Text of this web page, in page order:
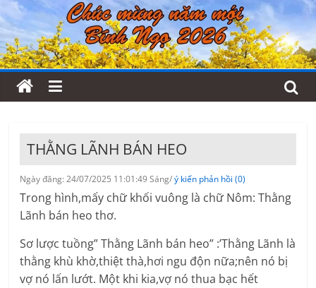
THẰNG LÃNH BÁN HEO
Ngày đăng: 24/07/2025 11:01:49 Sáng/ý kiến phản hồi (0)
Trong hình,mấy chữ khối vuông là chữ Nôm: Thằng
Lãnh bán heo thơ.
Sơ lược tuồng” Thằng Lãnh bán heo” :’Thằng Lãnh là
thằng khù khờ,thiệt thà,hơi ngu độn nữa;nên nó bị
vợ nó lấn lướt. Một khi kia,vợ nó thua bạc hết